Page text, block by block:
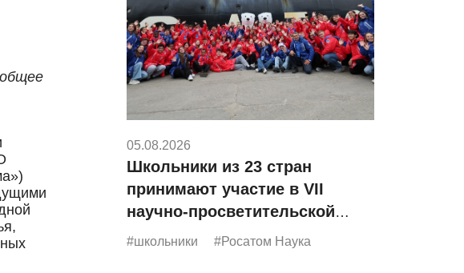
05.08.2026
Школьники из 23 стран
принимают участие в VII
научно-просветительской
экспедиции «Росатома»
#школьники #Росатом Наука